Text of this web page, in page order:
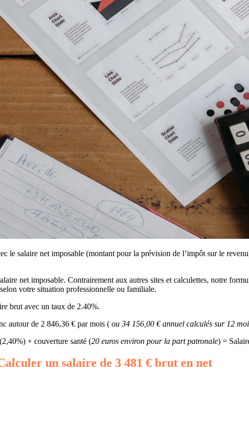
le salaire net imposable (montant pour la prévision de l’impôt sur le
net imposable. Contrairement aux autres sites et calculettes, notre
votre situation professionnelle ou familiale.
brut avec un taux de 2.40%.
autour de 2 846,36 € par mois ( ou 34 156,00 € annuel calculés sur 12
+ couverture santé (20 euros environ pour la part patronale) =
un salaire de 3 481 € brut en net